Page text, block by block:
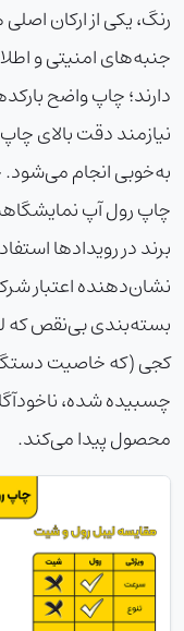
رنگ، یکی از ارکان
جنبه‌های امنیتی و
دارند؛ چاپ واضح
نیازمند دقت بالای
به‌خوبی انجام می‌شود.
چاپ رول آپ
برند در رویدادها
نشان‌دهنده اعتبار
بسته‌بندی بی‌نقص که
کجی (که خاصیت
چسبیده شده،
محصول پیدا می‌کند.